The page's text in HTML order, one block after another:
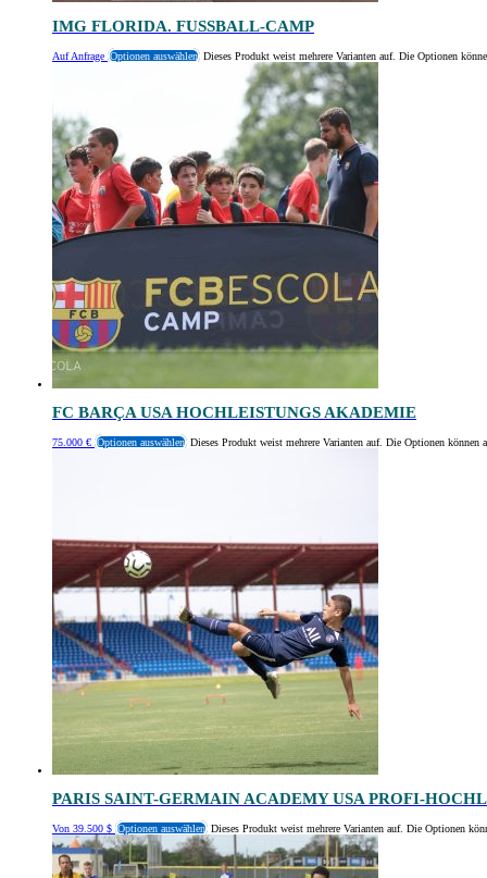
IMG FLORIDA. FUSSBALL-CAMP
Auf Anfrage Optionen auswählen Dieses Produkt weist mehrere Varianten auf. Die Optionen
FC BARÇA USA HOCHLEISTUNGS AKADEMIE
75.000 € Optionen auswählen Dieses Produkt weist mehrere Varianten auf. Die Optionen können
PARIS SAINT-GERMAIN ACADEMY USA PROFI-
Von 39.500 $ Optionen auswählen Dieses Produkt weist mehrere Varianten auf. Die Optionen